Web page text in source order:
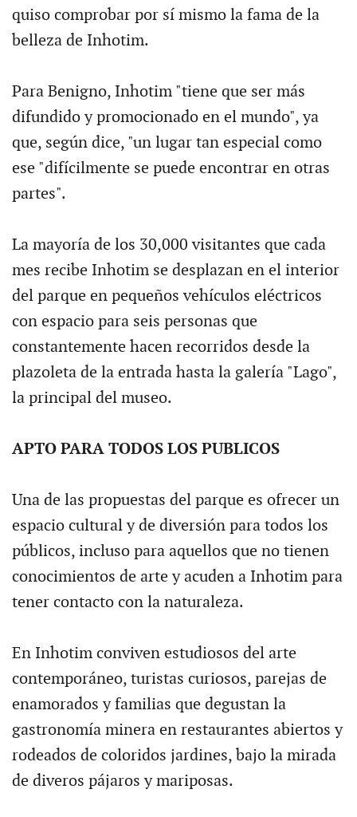
quiso comprobar por sí mismo la fama de la
belleza de Inhotim.
Para Benigno, Inhotim "tiene que ser más
difundido y promocionado en el mundo", ya
que, según dice, "un lugar tan especial como
ese "difícilmente se puede encontrar en otras
partes".
La mayoría de los 30,000 visitantes que cada
mes recibe Inhotim se desplazan en el interior
del parque en pequeños vehículos eléctricos
con espacio para seis personas que
constantemente hacen recorridos desde la
plazoleta de la entrada hasta la galería "Lago",
la principal del museo.
APTO PARA TODOS LOS PUBLICOS
Una de las propuestas del parque es ofrecer un
espacio cultural y de diversión para todos los
públicos, incluso para aquellos que no tienen
conocimientos de arte y acuden a Inhotim para
tener contacto con la naturaleza.
En Inhotim conviven estudiosos del arte
contemporáneo, turistas curiosos, parejas de
enamorados y familias que degustan la
gastronomía minera en restaurantes abiertos y
rodeados de coloridos jardines, bajo la mirada
de diveros pájaros y mariposas.